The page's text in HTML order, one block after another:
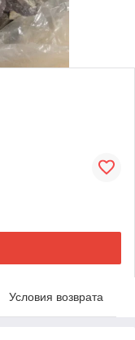
Условия возврата